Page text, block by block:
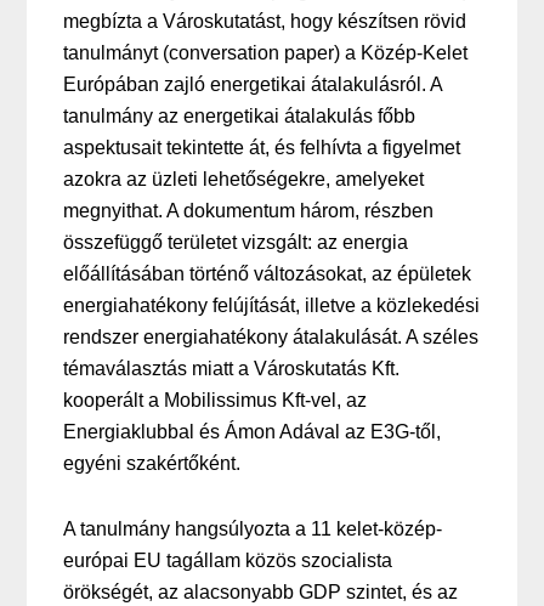
megbízta a Városkutatást, hogy készítsen rövid
tanulmányt (conversation paper) a Közép-Kelet
Európában zajló energetikai átalakulásról. A
tanulmány az energetikai átalakulás főbb
aspektusait tekintette át, és felhívta a figyelmet
azokra az üzleti lehetőségekre, amelyeket
megnyithat. A dokumentum három, részben
összefüggő területet vizsgált: az energia
előállításában történő változásokat, az épületek
energiahatékony felújítását, illetve a közlekedési
rendszer energiahatékony átalakulását. A széles
témaválasztás miatt a Városkutatás Kft.
kooperált a Mobilissimus Kft-vel, az
Energiaklubbal és Ámon Adával az E3G-től,
egyéni szakértőként.
A tanulmány hangsúlyozta a 11 kelet-közép-
európai EU tagállam közös szocialista
örökségét, az alacsonyabb GDP szintet, és az